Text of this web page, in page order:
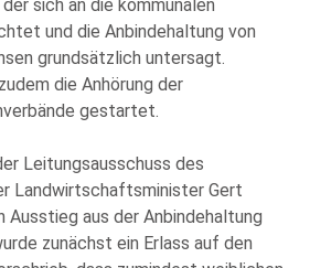
sich an die kommunalen
und die Anbindehaltung von
grundsätzlich untersagt.
die Anhörung der
gestartet.
Leitungsausschuss des
Landwirtschaftsminister Gert
Ausstieg aus der Anbindehaltung
zunächst ein Erlass auf den